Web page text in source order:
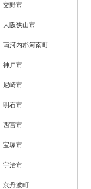
交野市
大阪狭山市
南河内郡河南町
神戸市
尼崎市
明石市
西宮市
宝塚市
宇治市
京丹波町